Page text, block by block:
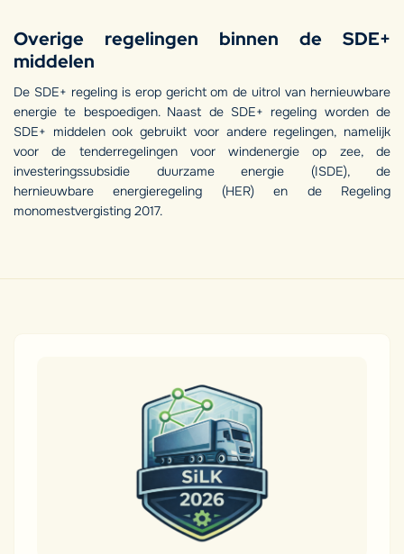
Overige regelingen binnen de SDE+
middelen
De SDE+ regeling is erop gericht om de uitrol van hernieuwbare
energie te bespoedigen. Naast de SDE+ regeling worden de
SDE+ middelen ook gebruikt voor andere regelingen, namelijk
voor de tenderregelingen voor windenergie op zee, de
investeringssubsidie duurzame energie (ISDE), de
hernieuwbare energieregeling (HER) en de Regeling
monomestvergisting 2017.